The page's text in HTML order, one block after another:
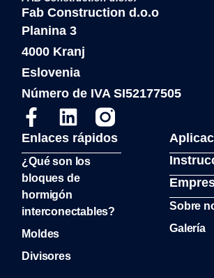
Fab Construction d.o.o
Planina 3
4000 Kranj
Eslovenia
Número de IVA SI52177505
Enlaces rápidos
¿Qué son los
bloques de
hormigón
interconectables?
Moldes
Divisores
Sobre
Galería